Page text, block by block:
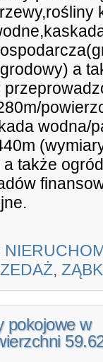
a
wodna/
także
,
pokojowe w